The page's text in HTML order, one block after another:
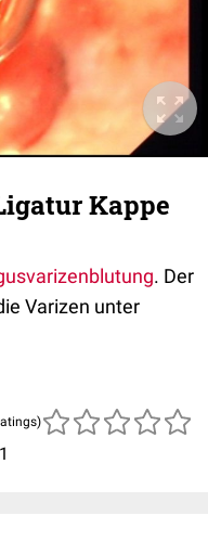
Kappe
. Der
Varizen unter